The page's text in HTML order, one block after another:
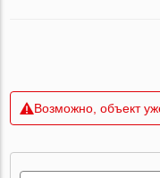
Возможно, объект